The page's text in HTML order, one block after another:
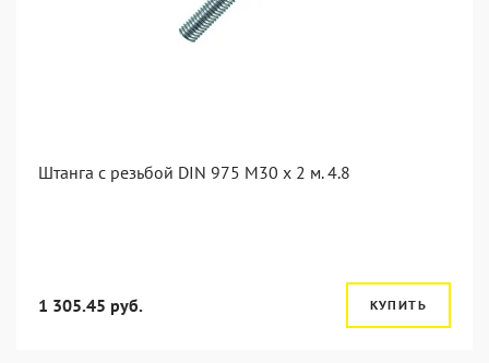
Штанга с резьбой DIN 975 M30 x 2 м. 4.8
1 305.45 руб. КУПИТЬ